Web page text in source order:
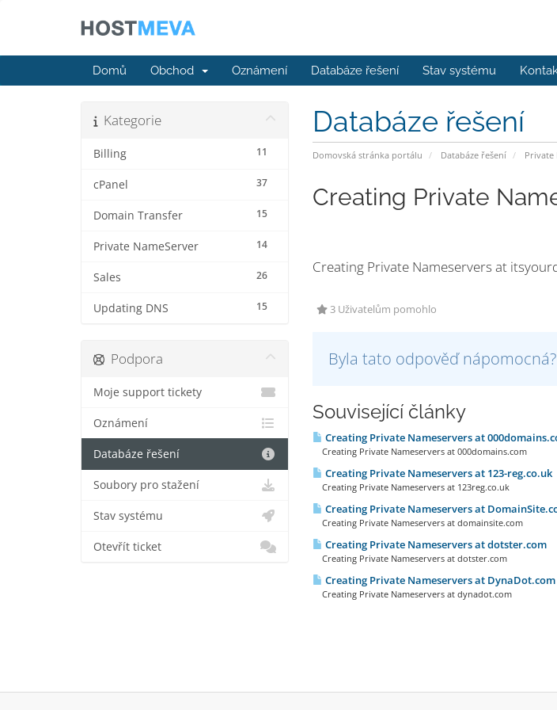
Domů Obchod Oznámení Databáze řešení Stav systému
Databáze řešení
Domovská stránka portálu Databáze řešení Private
Kategorie
11
Billing
37
cPanel
15
Domain Transfer
14
Private NameServer
26
Sales
15
Updating DNS
Creating Private
Creating Private Nameservers at
3 Uživatelům pomohlo
Byla tato odpověď nápomocná?
Související články
Creating Private Nameservers at
Creating Private Nameservers at 000domains.com
Creating Private Nameservers at 123-reg.co.uk
Creating Private Nameservers at 123reg.co.uk
Creating Private Nameservers at
Creating Private Nameservers at domainsite.com
Creating Private Nameservers at dotster.com
Creating Private Nameservers at dotster.com
Creating Private Nameservers at DynaDot.com
Creating Private Nameservers at dynadot.com
Podpora
Moje support tickety
Oznámení
Databáze řešení
Soubory pro stažení
Stav systému
Otevřít ticket